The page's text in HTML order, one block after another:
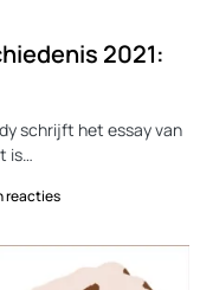
2021:
schrijft het essay van
is…
reacties